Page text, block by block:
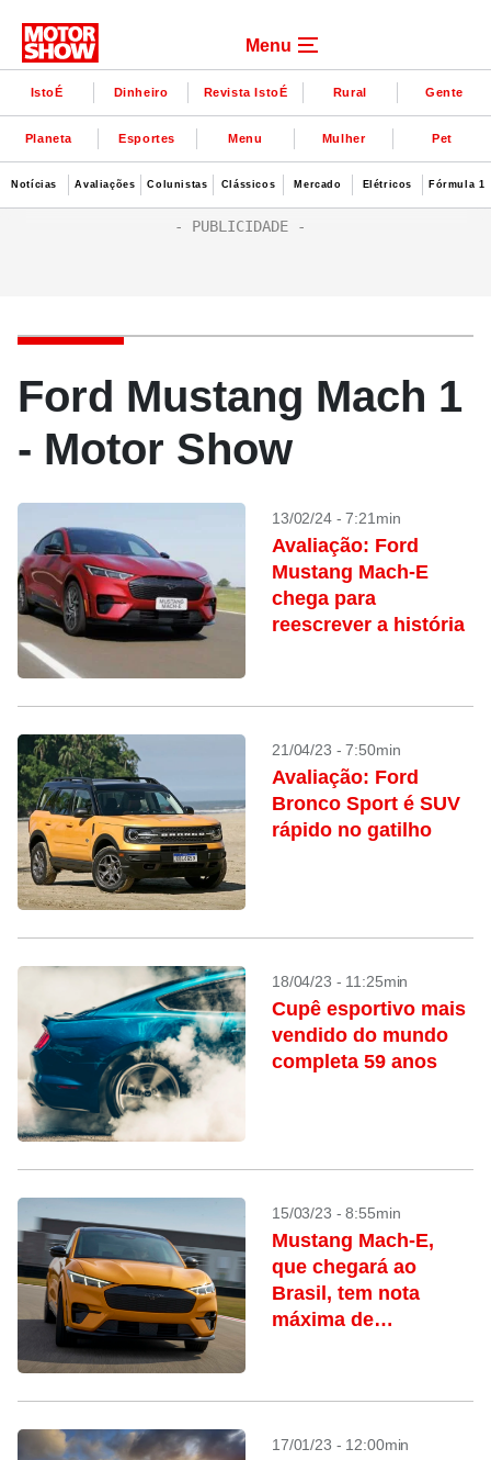
Menu
IstoÉ Dinheiro Revista IstoÉ Rural Gente
Planeta Esportes Menu Mulher Pet
Notícias Avaliações Colunistas Clássicos Mercado Elétricos Fórmula 1
Ford Mustang Mach 1
- Motor Show
13/02/24 - 7:21min
Avaliação: Ford
Mustang Mach-E
chega para
reescrever a história
21/04/23 - 7:50min
Avaliação: Ford
Bronco Sport é SUV
rápido no gatilho
18/04/23 - 11:25min
Cupê esportivo mais
vendido do mundo
completa 59 anos
15/03/23 - 8:55min
Mustang Mach-E,
que chegará ao
Brasil, tem nota
máxima de
17/01/23 - 12:00min